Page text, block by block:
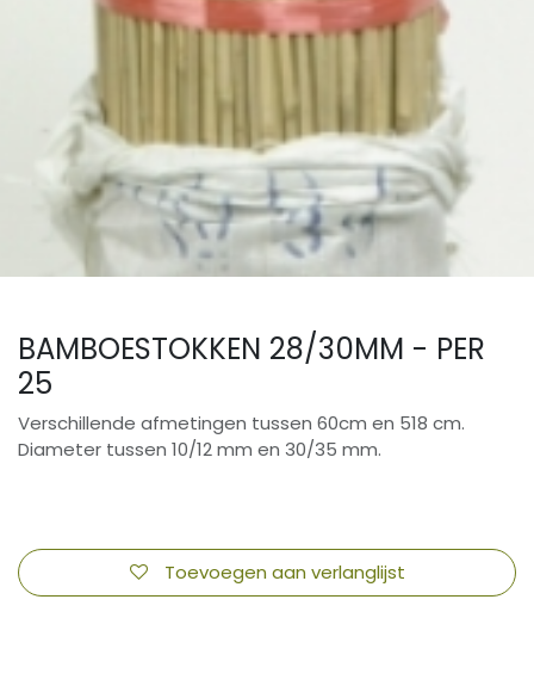
BAMBOESTOKKEN 28/30MM - PER
25
Verschillende afmetingen tussen 60cm en 518 cm.
Diameter tussen 10/12 mm en 30/35 mm.
Toevoegen aan verlanglijst